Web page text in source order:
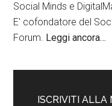
Social Minds e
E' cofondatore del
Forum. Leggi ancora…
ISCRIVITI ALLA